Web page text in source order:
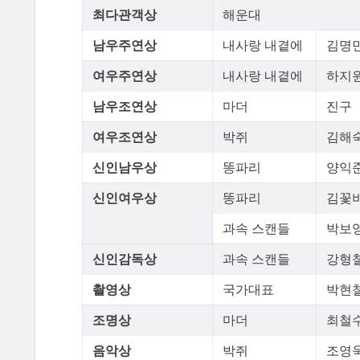
최다관객상
해운대
남우주연상
내사랑 내곁에
김명
여우주연상
내사랑 내곁에
하지
남우조연상
마더
진구
여우조연상
박쥐
김해
신인남우상
똥파리
양익
신인여우상
똥파리
김꽃
과속 스캔들
박보
신인감독상
과속 스캔들
강형
촬영상
국가대표
박현
조명상
마더
최철
음악상
박쥐 조영